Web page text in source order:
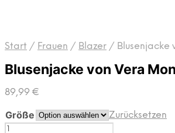
Start / Frauen / Blazer / Blusenjacke
Blusenjacke von Vera
89,99 €
Größe
Zurücksetzen
Blusenjacke